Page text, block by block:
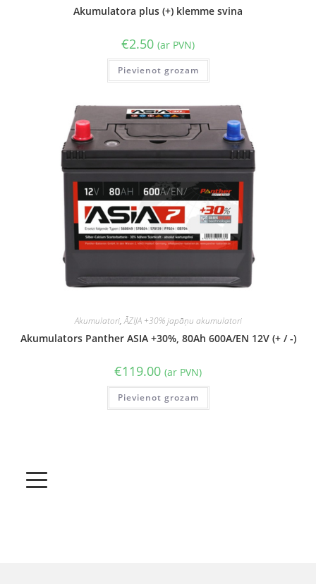
Akumulatora plus (+) klemme svina
€2.50 (ar PVN)
Pievienot grozam
Akumulatori,ĀZIJA +30% japāņu akumulatori
Akumulators Panther ASIA +30%, 80Ah 600A/EN 12V (+ / -)
€119.00 (ar PVN)
Pievienot grozam